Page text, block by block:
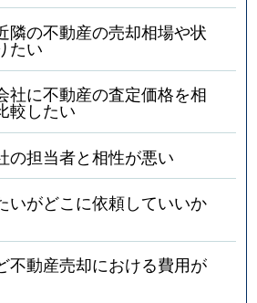
隣の不動産の売却相場や状
たい
社に不動産の査定価格を相
較したい
の担当者と相性が悪い
いがどこに依頼していいか
不動産売却における費用が